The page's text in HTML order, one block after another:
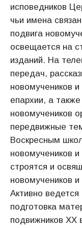
исповедников
чьи имена
подвига
освещается на
изданий. На
передач,
новомучеников и
епархии, а
новомучеников
передвижные
Воскресным
новомучеников
строятся и
новомучеников
Активно
подготовка
подвижников ХХ